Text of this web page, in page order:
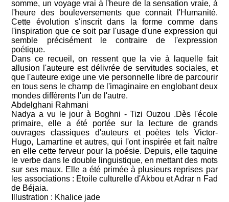
somme, un voyage vrai à l'heure de la sensation vraie, à
l'heure des bouleversements que connait l'Humanité.
Cette évolution s'inscrit dans la forme comme dans
l'inspiration que ce soit par l'usage d'une expression qui
semble précisément le contraire de l'expression
poétique.
Dans ce recueil, on ressent que la vie à laquelle fait
allusion l'auteure est délivrée de servitudes sociales, et
que l'auteure exige une vie personnelle libre de parcourir
en tous sens le champ de l'imaginaire en englobant deux
mondes différents l'un de l'autre.
Abdelghani Rahmani
Nadya a vu le jour à Boghni - Tizi Ouzou .Dès l'école
primaire, elle a été portée sur la lecture de grands
ouvrages classiques d'auteurs et poètes tels Victor-
Hugo, Lamartine et autres, qui l'ont inspirée et fait naître
en elle cette ferveur pour la poésie. Depuis, elle taquine
le verbe dans le double linguistique, en mettant des mots
sur ses maux. Elle a été primée à plusieurs reprises par
les associations : Etoile culturelle d'Akbou et Adrar n Fad
de Béjaia.
Illustration : Khalice jade